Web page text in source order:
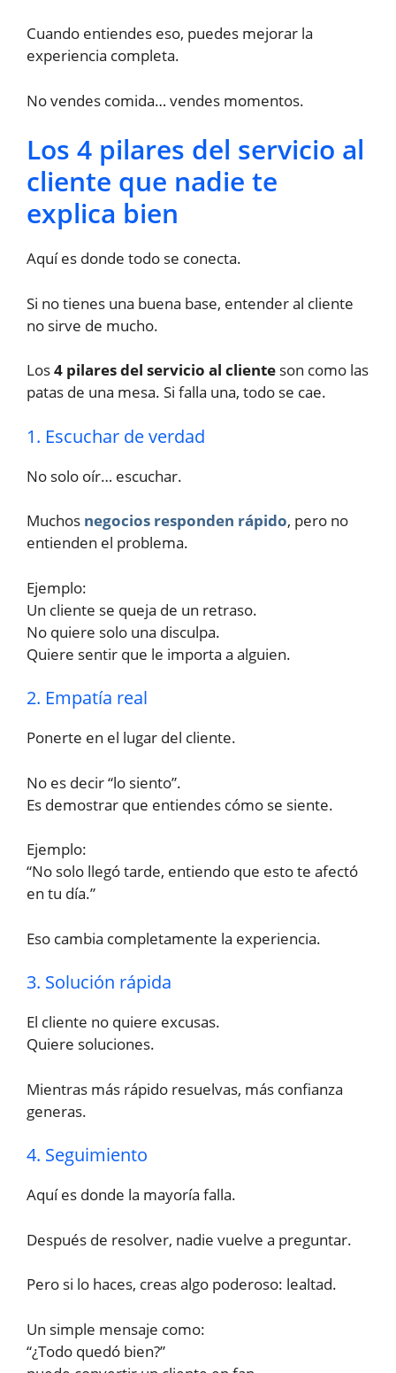
Cuando entiendes eso, puedes mejorar la
experiencia completa.
No vendes comida… vendes momentos.
Los 4 pilares del servicio al
cliente que nadie te
explica bien
Aquí es donde todo se conecta.
Si no tienes una buena base, entender al cliente
no sirve de mucho.
Los4 pilares del servicio al cliente son como las
patas de una mesa. Si falla una, todo se cae.
1. Escuchar de verdad
No solo oír… escuchar.
Muchos negocios responden rápido, pero no
entienden el problema.
Ejemplo:
Un cliente se queja de un retraso.
No quiere solo una disculpa.
Quiere sentir que le importa a alguien.
2. Empatía real
Ponerte en el lugar del cliente.
No es decir “lo siento”.
Es demostrar que entiendes cómo se siente.
Ejemplo:
“No solo llegó tarde, entiendo que esto te afectó
en tu día.”
Eso cambia completamente la experiencia.
3. Solución rápida
El cliente no quiere excusas.
Quiere soluciones.
Mientras más rápido resuelvas, más confianza
generas.
4. Seguimiento
Aquí es donde la mayoría falla.
Después de resolver, nadie vuelve a preguntar.
Pero si lo haces, creas algo poderoso: lealtad.
Un simple mensaje como:
“¿Todo quedó bien?”